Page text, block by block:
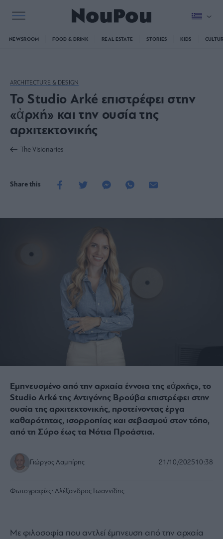
NEWSROOM FOOD & DRINK REAL ESTATE STORIES KIDS
ARCHITECTURE & DESIGN
Το Studio Arké επιστρέφει στην
«ἀρχή» και την ουσία της
αρχιτεκτονικής
The Visionaries
Share this
Εμπνευσμένο από την αρχαία έννοια της «ἀρχής», το
Studio Arké της Αντιγόνης Βρούβα επιστρέφει στην
ουσία της αρχιτεκτονικής, προτείνοντας έργα
καθαρότητας, ισορροπίας και σεβασμού στον τόπο,
από τη Σύρο έως τα Νότια Προάστια.
Γιώργος Λαμπίρης 21/10/202510:38
Φωτογραφίες: Αλέξανδρος Ιωαννίδης
Με φιλοσοφία που αντλεί έμπνευση από την αρχαία